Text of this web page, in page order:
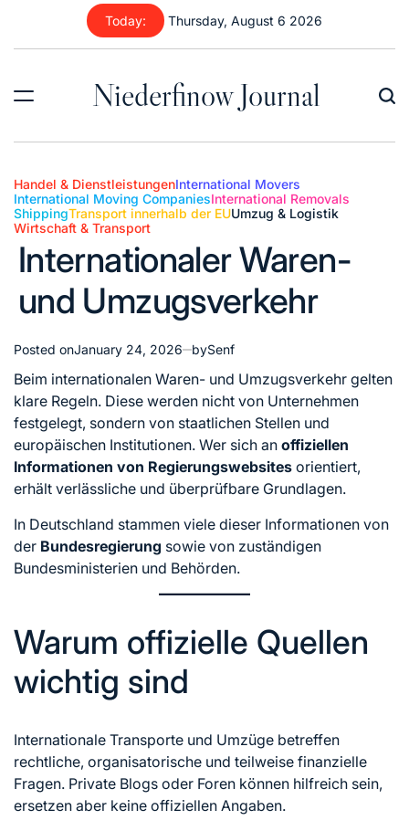
content
Today: Thursday, August 6 2026
Niederfinow Journal
Posted
in
Handel & DienstleistungenInternational Movers
International Moving CompaniesInternational Removals
ShippingTransport innerhalb der EUUmzug & Logistik
Wirtschaft & Transport
Internationaler Waren-
und Umzugsverkehr
Posted onJanuary 24, 2026 bySenf
Beim internationalen Waren- und Umzugsverkehr gelten
klare Regeln. Diese werden nicht von Unternehmen
festgelegt, sondern von staatlichen Stellen und
europäischen Institutionen. Wer sich an offiziellen
Informationen von Regierungswebsites orientiert,
erhält verlässliche und überprüfbare Grundlagen.
In Deutschland stammen viele dieser Informationen von
der Bundesregierung sowie von zuständigen
Bundesministerien und Behörden.
Warum offizielle Quellen
wichtig sind
Internationale Transporte und Umzüge betreffen
rechtliche, organisatorische und teilweise finanzielle
Fragen. Private Blogs oder Foren können hilfreich sein,
ersetzen aber keine offiziellen Angaben.